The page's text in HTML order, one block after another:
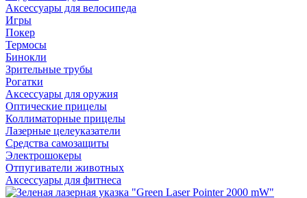
Аксессуары для велосипеда
Игры
Покер
Термосы
Бинокли
Зрительные трубы
Рогатки
Аксессуары для оружия
Оптические прицелы
Коллиматорные прицелы
Лазерные целеуказатели
Средства самозащиты
Электрошокеры
Отпугиватели животных
Аксессуары для фитнеса